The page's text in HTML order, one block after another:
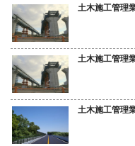
土木施工管理
土木施工管理
土木施工管理